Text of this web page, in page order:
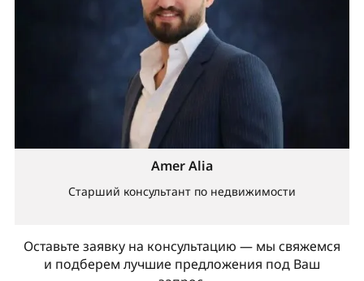
Оставьте заявку на консультацию — мы свяжемся
и подберем лучшие предложения под Ваш
Amer Alia
Старший консультант по недвижимости